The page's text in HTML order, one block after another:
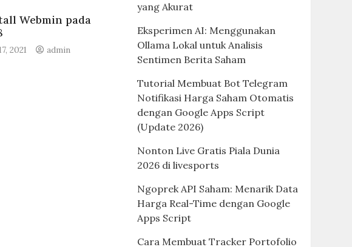
Webmin pada
2021 admin
yang Akurat
Eksperimen AI: Menggunakan
Ollama Lokal untuk Analisis
Sentimen Berita Saham
Tutorial Membuat Bot Telegram
Notifikasi Harga Saham Otomatis
dengan Google Apps Script
(Update 2026)
Nonton Live Gratis Piala Dunia
2026 di livesports
Ngoprek API Saham: Menarik Data
Harga Real-Time dengan Google
Apps Script
Cara Membuat Tracker Portofolio